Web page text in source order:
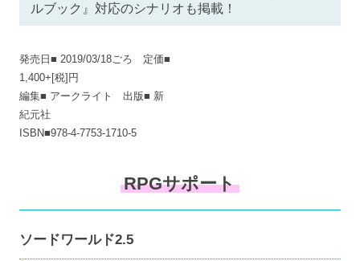
ルブック』対応のシナリオも掲載！
発売日■ 2019/03/18ごろ 定価■
1,400+[税]円
編集■ アークライト 出版■ 新
紀元社
ISBN■978-4-7753-1710-5
RPGサポート
ソードワールド2.5